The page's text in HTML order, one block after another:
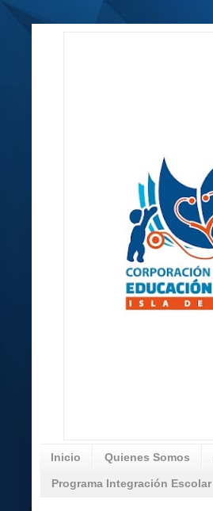
Inicio Quienes Somos
Programa Integración Escolar